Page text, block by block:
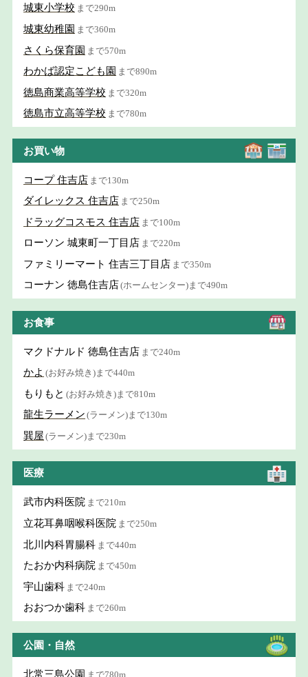
城東小学校 まで290m
城東幼稚園 まで360m
さくら保育園 まで570m
わかば認定こども園 まで890m
徳島商業高等学校 まで320m
徳島市立高等学校 まで780m
お買い物
コープ 住吉店 まで130m
ダイレックス 住吉店 まで250m
ドラッグコスモス 住吉店 まで100m
ローソン 城東町一丁目店 まで220m
ファミリーマート 住吉三丁目店 まで350m
コーナン 徳島住吉店(ホームセンター)まで490m
お食事
マクドナルド 徳島住吉店 まで240m
かよ (お好み焼き)まで440m
もりもと (お好み焼き)まで810m
龍生ラーメン (ラーメン)まで130m
巽屋 (ラーメン)まで230m
医療
武市内科医院 まで210m
立花耳鼻咽喉科医院 まで250m
北川内科胃腸科 まで440m
たおか内科病院 まで450m
宇山歯科 まで240m
おおつか歯科 まで260m
公園・自然
北常三島公園 まで780m